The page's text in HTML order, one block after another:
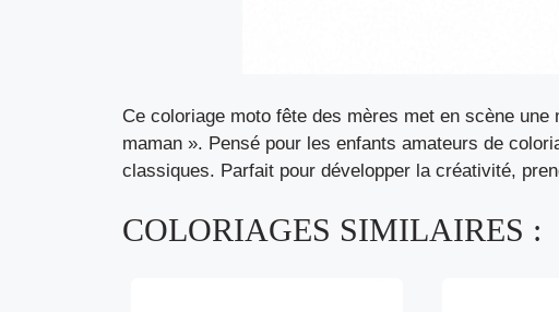
Ce coloriage moto fête des mères met en scène
maman ». Pensé pour les enfants amateurs de
classiques. Parfait pour développer la créativité,
COLORIAGES SIMILAIRES :